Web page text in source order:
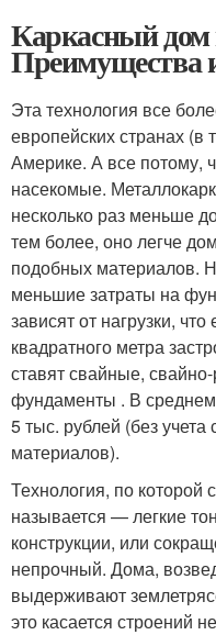
Каркасный дом
Преимущества
Эта технология все
европейских странах (в
Америке. А все потому,
насекомые.
несколько раз меньше
тем более, оно легче
подобных материалов.
меньшие затраты на
зависят от нагрузки,
квадратного метра
ставят свайные,
фундаменты . В
5 тыс. рублей (без
материалов).
Технология, по которой
называется — легкие
конструкции, или
непрочный. Дома,
выдерживают
это касается строений